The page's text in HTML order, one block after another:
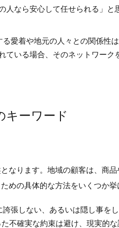
人なら安心して任せられる」と
愛着や地元の人々との関係性
ている場合、そのネットワーク
キーワード
なります。地域の顧客は、商
めの具体的な方法をいくつか挙
張しない、あるいは隠し事を
不確実な約束は避け、現実的